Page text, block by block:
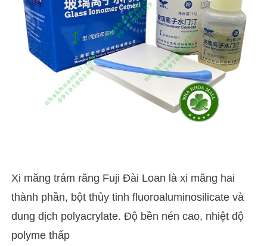
Xi măng trám răng Fuji Đài Loan là xi măng hai
thành phần, bột thủy tinh fluoroaluminosilicate và
dung dịch polyacrylate. Độ bền nén cao, nhiệt độ
polyme thấp